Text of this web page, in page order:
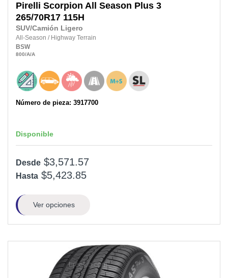
Pirelli Scorpion All Season Plus 3
265/70R17 115H
SUV/Camión Ligero
All-Season / Highway Terrain
BSW
800/A/A
Número de pieza: 3917700
Disponible
Desde $3,571.57
Hasta $5,423.85
Ver opciones